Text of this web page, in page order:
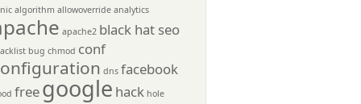
algorithm allowoverride analytics
apache2 black hat seo
bug chmod conf
dns facebook
freegoogle hack hole